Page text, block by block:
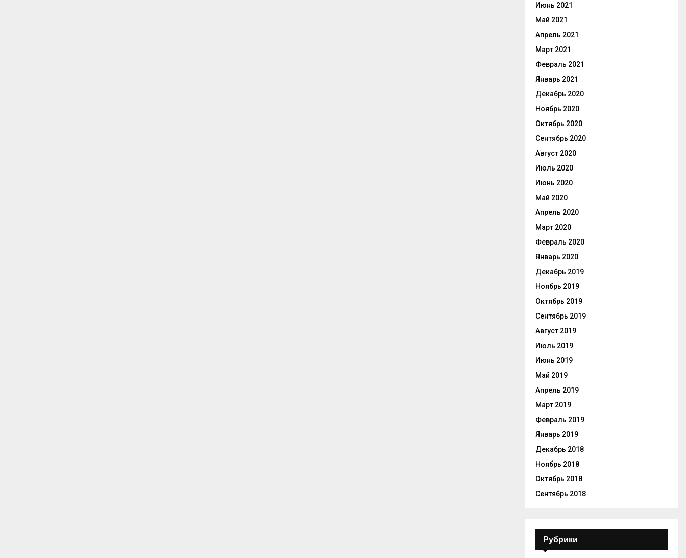
Июнь 2021
Май 2021
Апрель 2021
Март 2021
Февраль 2021
Январь 2021
Декабрь 2020
Ноябрь 2020
Октябрь 2020
Сентябрь 2020
Август 2020
Июль 2020
Июнь 2020
Май 2020
Апрель 2020
Март 2020
Февраль 2020
Январь 2020
Декабрь 2019
Ноябрь 2019
Октябрь 2019
Сентябрь 2019
Август 2019
Июль 2019
Июнь 2019
Май 2019
Апрель 2019
Март 2019
Февраль 2019
Январь 2019
Декабрь 2018
Ноябрь 2018
Октябрь 2018
Сентябрь 2018
Рубрики